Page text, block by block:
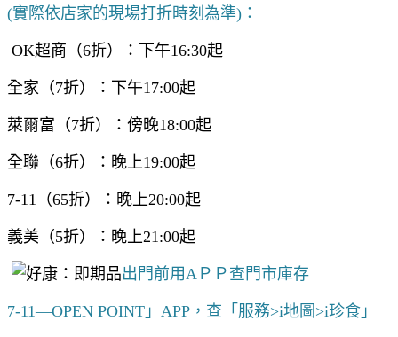
(實際依店家的現場打折時刻為準)：
OK超商（6折）：下午16:30起
全家（7折）：下午17:00起
萊爾富（7折）：傍晚18:00起
全聯（6折）：晚上19:00起
7-11（65折）：晚上20:00起
義美（5折）：晚上21:00起
出門前用AＰＰ查門市庫存
7-11—OPEN POINT」APP，查「服務>i地圖>i珍食」